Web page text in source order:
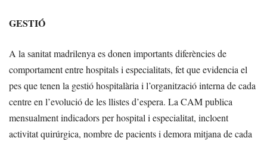
GESTIÓ
A la sanitat madrilenya es donen importants diferències de
comportament entre hospitals i especialitats, fet que evidencia el
pes que tenen la gestió hospitalària i l’organització interna de cada
centre en l’evolució de les llistes d’espera. La CAM publica
mensualment indicadors per hospital i especialitat, incloent
activitat quirúrgica, nombre de pacients i demora mitjana de cada